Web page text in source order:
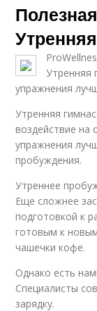
Утренняя
упражнения
Утренняя
воздействие на
упражнения
пробуждения.
Утреннее
Еще сложнее
подготовкой к
готовым к
чашечки кофе.
Однако есть
Специалисты
зарядку.